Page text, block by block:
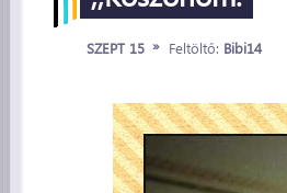
SZEPT 15 » Feltöltő: Bibi14